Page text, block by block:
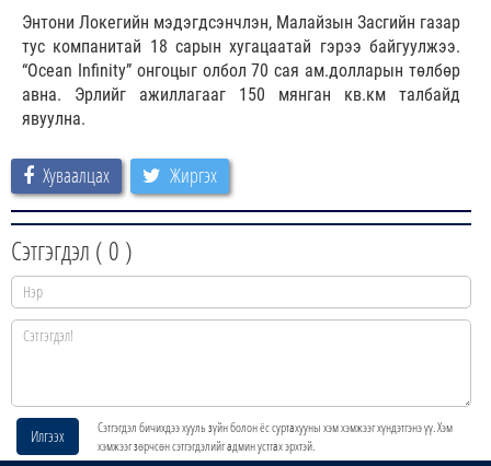
Энтони Локегийн мэдэгдсэнчлэн, Малайзын Засгийн газар
тус компанитай 18 сарын хугацаатай гэрээ байгуулжээ.
“Ocean Infinity” онгоцыг олбол 70 сая ам.долларын төлбөр
авна. Эрлийг ажиллагааг 150 мянган кв.км талбайд
явуулна.
Хуваалцах Жиргэх
Сэтгэгдэл ( 0 )
Илгээх
Сэтгэгдэл бичихдээ хууль зүйн болон ёс суртахууны хэм хэмжээг хүндэтгэнэ үү. Хэм
хэмжээг зөрчсөн сэтгэгдэлийг админ устгах эрхтэй.